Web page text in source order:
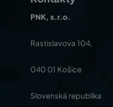
PNK, s.r.o.
Rastislavova 104,
040 01 Košice
Slovenská republika